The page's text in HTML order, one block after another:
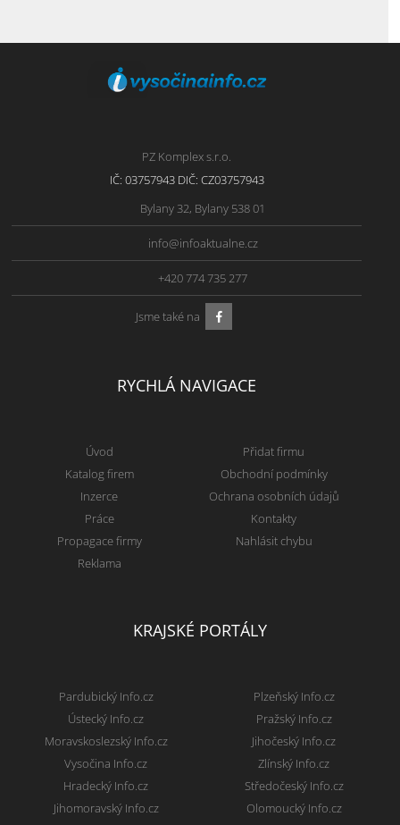
PZ Komplex s.r.o.
IČ: 03757943 DIČ: CZ03757943
Bylany 32, Bylany 538 01
info@infoaktualne.cz
+420 774 735 277
Jsme také na
RYCHLÁ NAVIGACE
Úvod
Katalog firem
Inzerce
Práce
Propagace firmy
Reklama
Přidat firmu
Obchodní podmínky
Ochrana osobních údajů
Kontakty
Nahlásit chybu
KRAJSKÉ PORTÁLY
Pardubický Info.cz
Ústecký Info.cz
Moravskoslezský Info.cz
Vysočina Info.cz
Hradecký Info.cz
Jihomoravský Info.cz
Plzeňský Info.cz
Pražský Info.cz
Jihočeský Info.cz
Zlínský Info.cz
Středočeský Info.cz
Olomoucký Info.cz